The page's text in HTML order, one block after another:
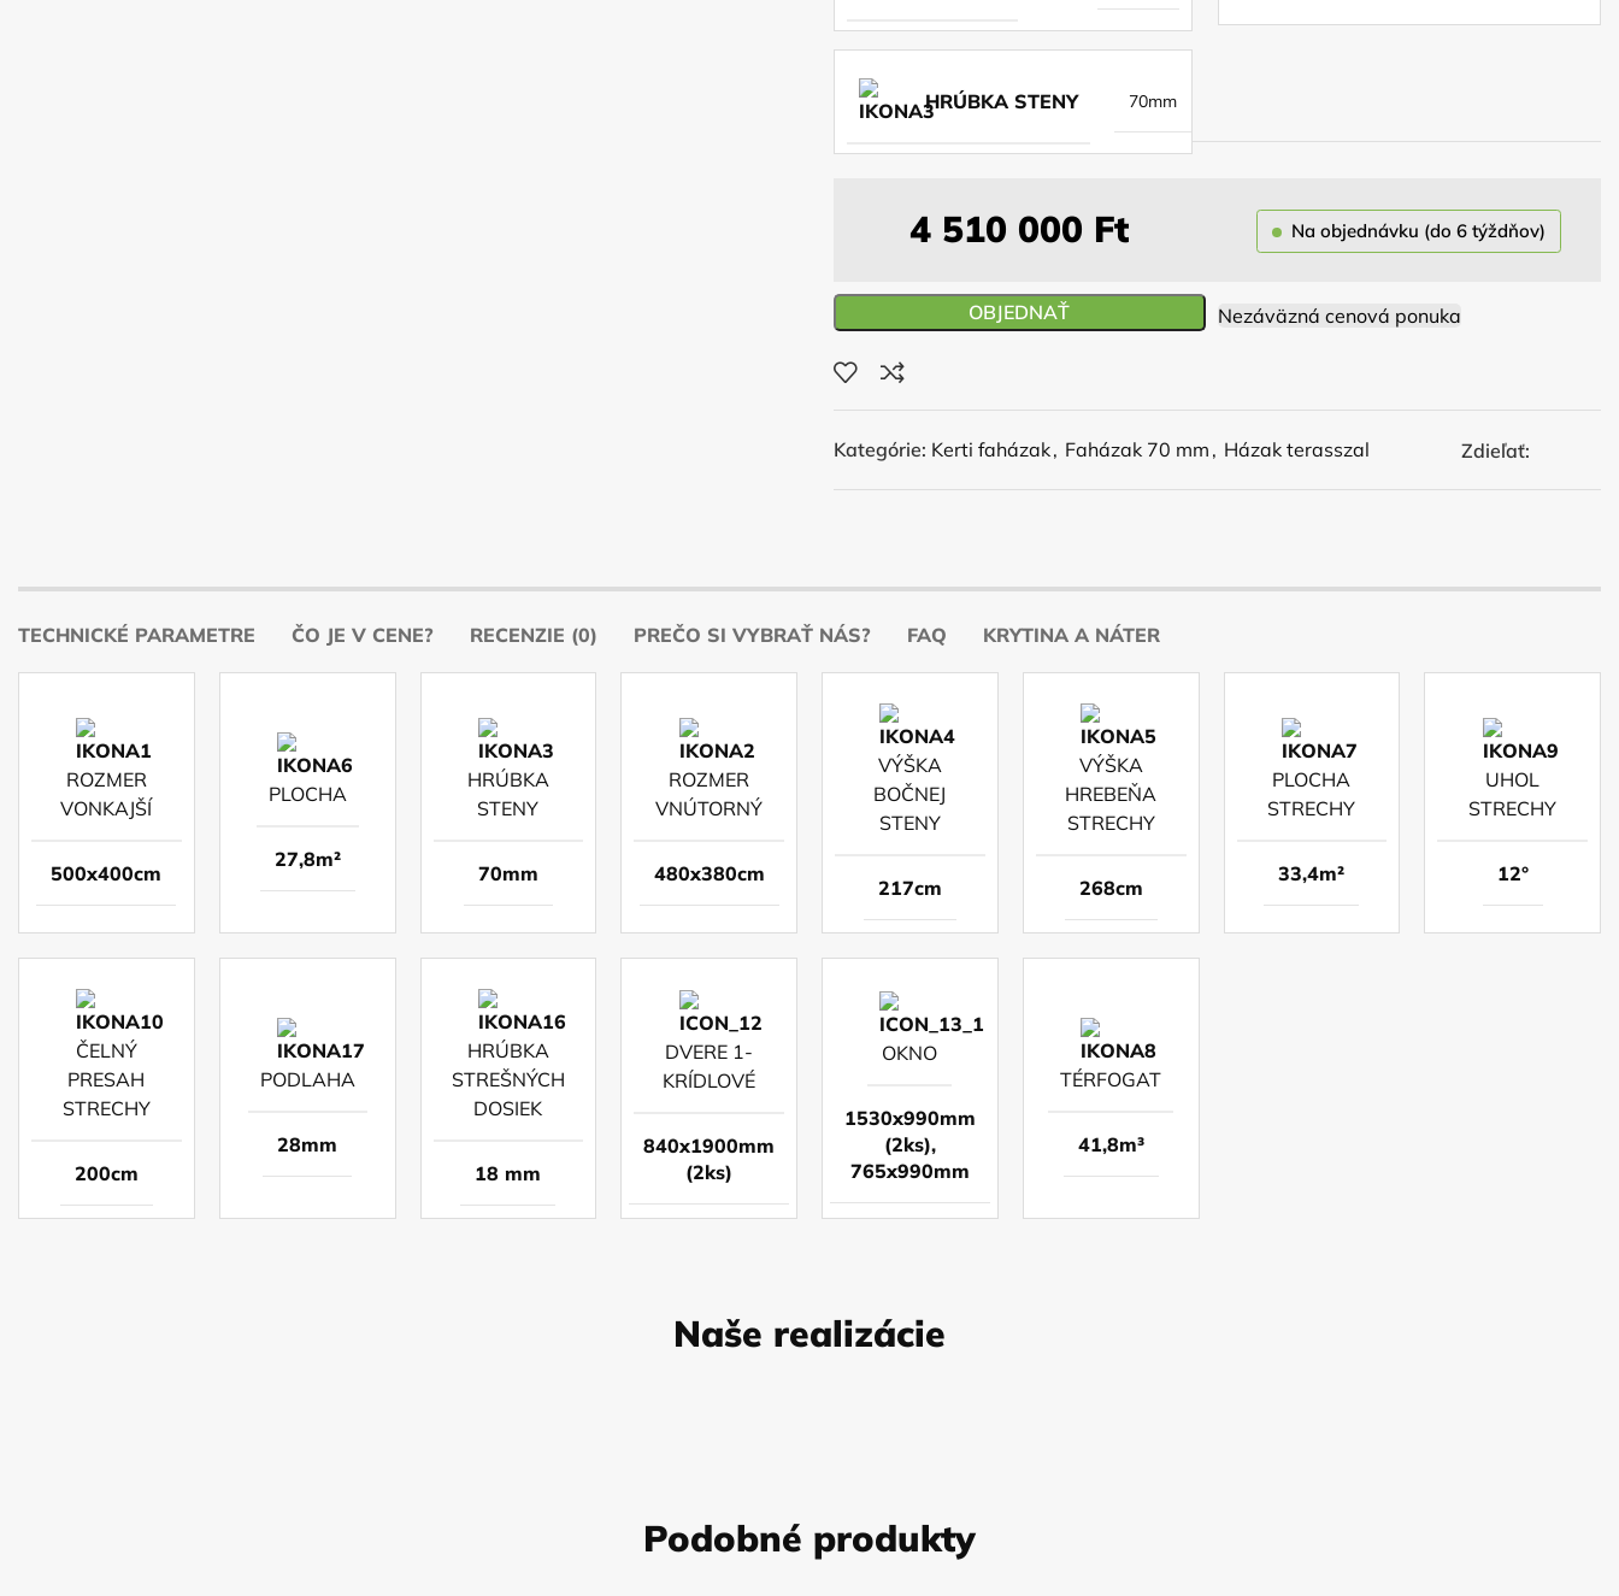
HRÚBKA STENY 70mm
4 510 000 Ft Na objednávku (do 6 týždňov)
OBJEDNAŤ Nezáväzná cenová ponuka
Kategórie: Kerti faházak, Faházak 70 mm , Házak terasszal Zdieľať:
TECHNICKÉ PARAMETRE ČO JE V CENE? RECENZIE (0) PREČO SI VYBRAŤ NÁS? FAQ KRYTINA A NÁTER
ROZMER
VONKAJŠÍ
500x400cm
PLOCHA
27,8m²
HRÚBKA
STENY
70mm
ROZMER
VNÚTORNÝ
480x380cm
VÝŠKA
BOČNEJ
STENY
217cm
VÝŠKA
HREBEŇA
STRECHY
268cm
PLOCHA
STRECHY
33,4m²
UHOL
STRECHY
12°
ČELNÝ
PRESAH
STRECHY
200cm
PODLAHA
28mm
HRÚBKA
STREŠNÝCH
DOSIEK
18 mm
DVERE 1-
KRÍDLOVÉ
840x1900mm
(2ks)
OKNO
1530x990mm
(2ks),
765x990mm
TÉRFOGAT
41,8m³
Naše realizácie
Podobné produkty